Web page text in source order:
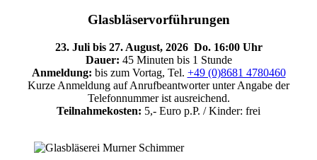
Glasbläservorführungen
23. Juli bis 27. August, 2026 Do. 16:00 Uhr
Dauer: 45 Minuten bis 1 Stunde
Anmeldung: bis zum Vortag, Tel. +49 (0)8681 4780460
Kurze Anmeldung auf Anrufbeantworter unter Angabe der
Telefonnummer ist ausreichend.
Teilnahmekosten: 5,- Euro p.P. / Kinder: frei